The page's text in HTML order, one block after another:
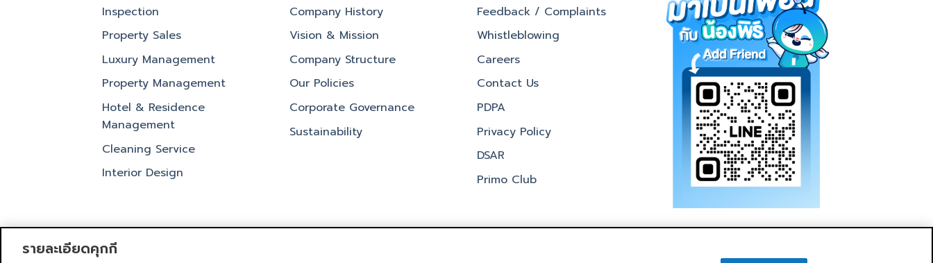
Inspection
Property Sales
Luxury Management
Property Management
Hotel & Residence
Management
Cleaning Service
Interior Design
Company History
Vision & Mission
Company Structure
Our Policies
Corporate Governance
Sustainability
Feedback / Complaints
Whistleblowing
Careers
Contact Us
PDPA
Privacy Policy
DSAR
Primo Club
รายละเอียดคุกกี้